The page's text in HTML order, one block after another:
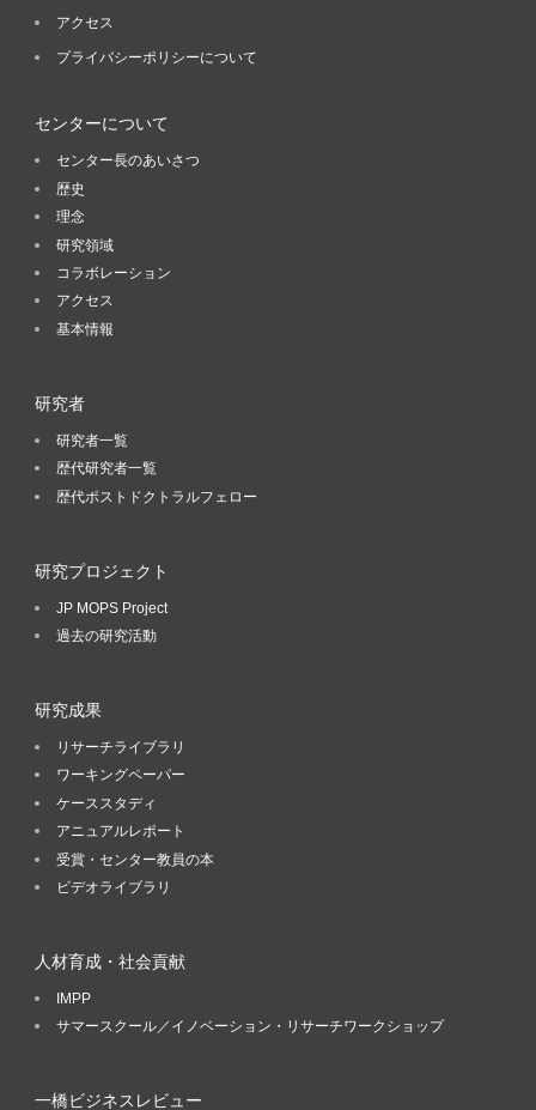
アクセス
プライバシーポリシーについて
センターについて
センター長のあいさつ
歴史
理念
研究領域
コラボレーション
アクセス
基本情報
研究者
研究者一覧
歴代研究者一覧
歴代ポストドクトラルフェロー
研究プロジェクト
JP MOPS Project
過去の研究活動
研究成果
リサーチライブラリ
ワーキングペーパー
ケーススタディ
アニュアルレポート
受賞・センター教員の本
ビデオライブラリ
人材育成・社会貢献
IMPP
サマースクール／イノベーション・リサーチワークショップ
一橋ビジネスレビュー